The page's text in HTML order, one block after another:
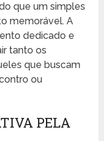
que um simples
memorável. A
dedicado e
tanto os
que buscam
ou
PELA